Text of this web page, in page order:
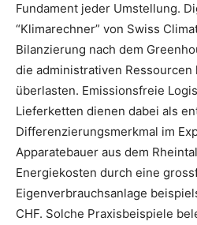
Fundament jeder Umstellung.
“Klimarechner” von Swiss
Bilanzierung nach dem
die administrativen
überlasten. Emissionsfreie
Lieferketten dienen dabei als
Differenzierungsmerkmal im
Apparatebauer aus dem
Energiekosten durch eine
Eigenverbrauchsanlage
CHF. Solche Praxisbeispiele